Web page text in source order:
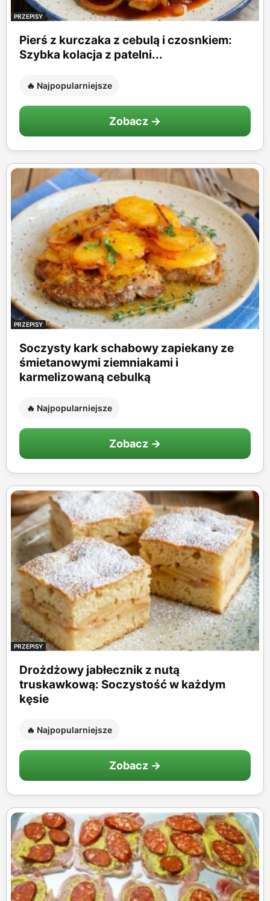
PRZEPISY
Pierś z kurczaka z cebulą i czosnkiem:
Szybka kolacja z patelni...
🔥 Najpopularniejsze
Zobacz →
PRZEPISY
Soczysty kark schabowy zapiekany ze
śmietanowymi ziemniakami i
karmelizowaną cebulką
🔥 Najpopularniejsze
Zobacz →
PRZEPISY
Drożdżowy jabłecznik z nutą
truskawkową: Soczystość w każdym
kęsie
🔥 Najpopularniejsze
Zobacz →